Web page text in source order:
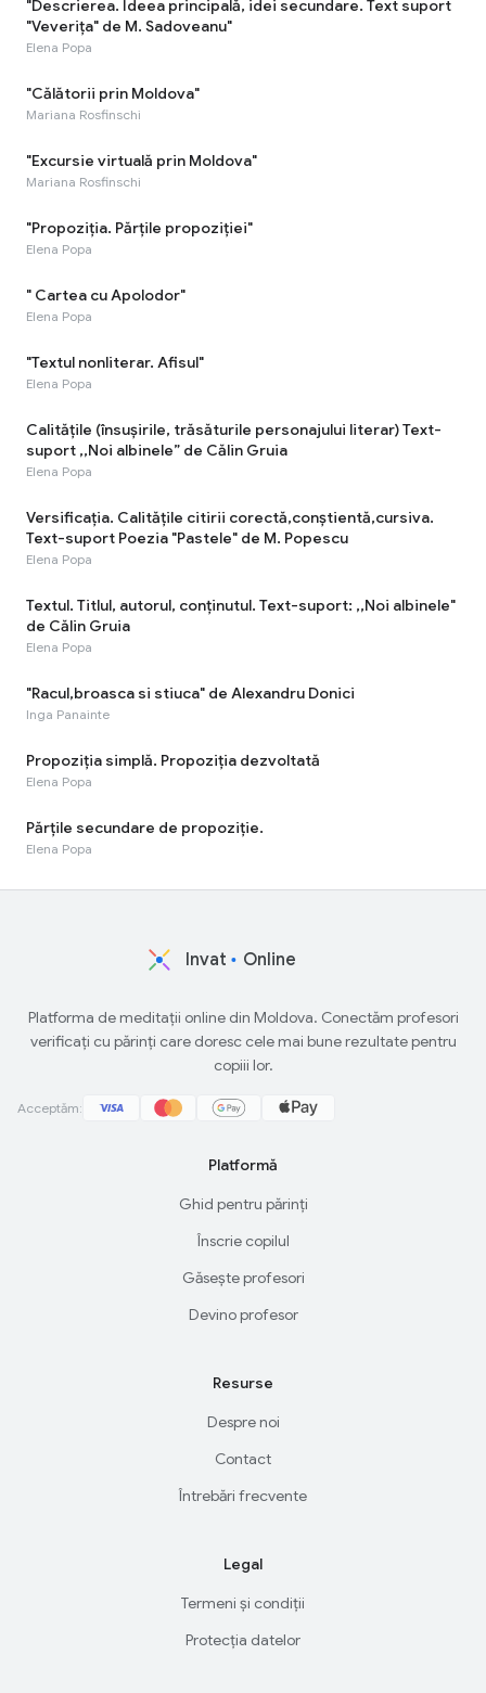
"Descrierea. Ideea principală, idei secundare. Text suport
"Veverița" de M. Sadoveanu"
Elena Popa
"Călătorii prin Moldova"
Mariana Rosfinschi
"Excursie virtuală prin Moldova"
Mariana Rosfinschi
"Propoziția. Părțile propoziției"
Elena Popa
" Cartea cu Apolodor"
Elena Popa
"Textul nonliterar. Afisul"
Elena Popa
Calitățile (însușirile, trăsăturile personajului literar) Text-
suport ,,Noi albinele” de Călin Gruia
Elena Popa
Versificația. Calitățile citirii corectă,conștientă,cursiva.
Text-suport Poezia "Pastele" de M. Popescu
Elena Popa
Textul. Titlul, autorul, conținutul. Text-suport: ,,Noi albinele"
de Călin Gruia
Elena Popa
"Racul,broasca si stiuca" de Alexandru Donici
Inga Panainte
Propoziția simplă. Propoziția dezvoltată
Elena Popa
Părțile secundare de propoziție.
Elena Popa
Invat Online
Platforma de meditații online din Moldova. Conectăm profesori
verificați cu părinți care doresc cele mai bune rezultate pentru
copiii lor.
Acceptăm:
Platformă
Ghid pentru părinți
Înscrie copilul
Găsește profesori
Devino profesor
Resurse
Despre noi
Contact
Întrebări frecvente
Legal
Termeni și condiții
Protecția datelor